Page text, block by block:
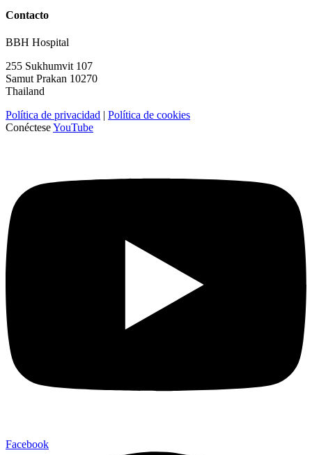
Contacto
BBH Hospital
255 Sukhumvit 107
Samut Prakan 10270
Thailand
Política de privacidad | Política de cookies
ConécteseYouTube
Facebook